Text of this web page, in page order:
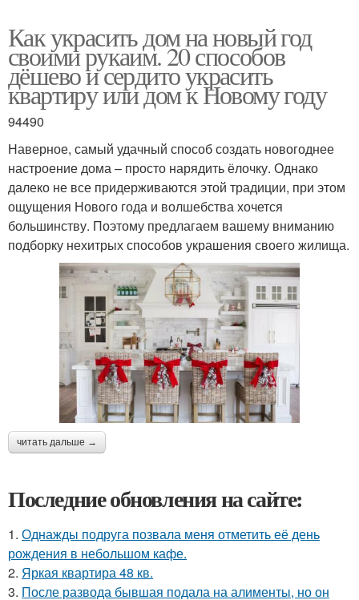
Как украсить дом на новый год
своими рукаим. 20 способов
дёшево и сердито украсить
квартиру или дом к Новому году
94490
Наверное, самый удачный способ создать новогоднее
настроение дома – просто нарядить ёлочку. Однако
далеко не все придерживаются этой традиции, при этом
ощущения Нового года и волшебства хочется
большинству. Поэтому предлагаем вашему вниманию
подборку нехитрых способов украшения своего жилища.
читать дальше →
Последние обновления на сайте:
1. Однажды подруга позвала меня отметить её день
рождения в небольшом кафе.
2. Яркая квартира 48 кв.
3. После развода бывшая подала на алименты, но он